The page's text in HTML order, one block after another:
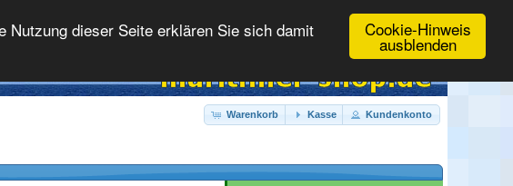
Cookie-Hinweis
ausblenden
Nutzung dieser Seite erklären Sie sich damit
Warenkorb Kasse Kundenkonto